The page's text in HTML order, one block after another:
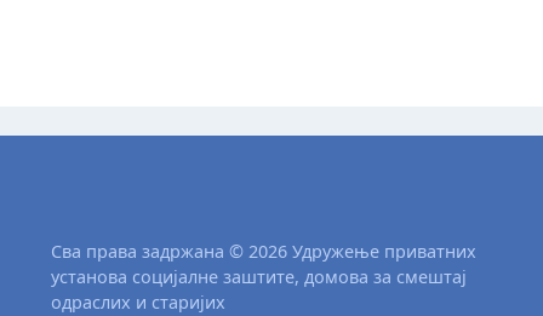
Сва права задржана © 2026 Удружење приватних
установа социјалне заштите, домова за смештај
одраслих и старијих